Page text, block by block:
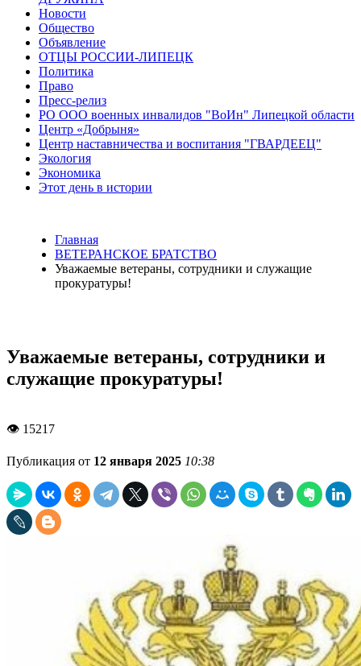
Новости
Общество
Объявление
ОТЦЫ РОССИИ-ЛИПЕЦК
Политика
Право
Пресс-релиз
РО ООО военных инвалидов "ВоИн" Липецкой области
Центр «Добрыня»
Центр наставничества и воспитания "ГВАРДЕЕЦ"
Экология
Экономика
Этот день в истории
Главная
ВЕТЕРАНСКОЕ БРАТСТВО
Уважаемые ветераны, сотрудники и служащие
прокуратуры!
Уважаемые ветераны, сотрудники и
служащие прокуратуры!
👁 15217
Публикация от 12 января 2025 10:38